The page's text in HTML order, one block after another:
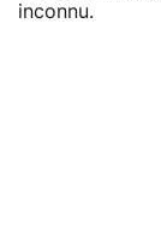
inconnu.